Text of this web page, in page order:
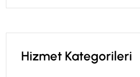
Hizmet Kategorileri